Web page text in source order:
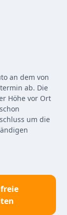
an dem von
ab. Die
Höhe vor Ort
um die